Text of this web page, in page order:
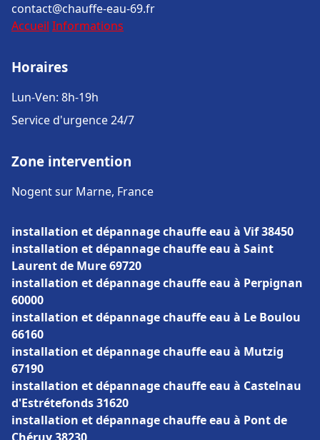
contact@chauffe-eau-69.fr
Accueil Informations
Horaires
Lun-Ven: 8h-19h
Service d'urgence 24/7
Zone intervention
Nogent sur Marne, France
installation et dépannage chauffe eau à Vif 38450
installation et dépannage chauffe eau à Saint
Laurent de Mure 69720
installation et dépannage chauffe eau à Perpignan
60000
installation et dépannage chauffe eau à Le Boulou
66160
installation et dépannage chauffe eau à Mutzig
67190
installation et dépannage chauffe eau à Castelnau
d'Estrétefonds 31620
installation et dépannage chauffe eau à Pont de